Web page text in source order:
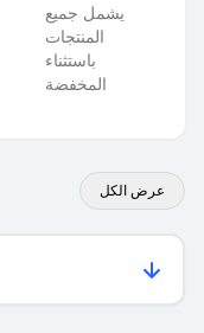
يشمل جميع
المنتجات
باستثناء
المخفضة
عرض الكل